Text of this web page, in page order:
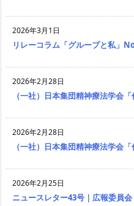
2026年3月1日
リレーコラム「グループと私」
2026年2月28日
（一社）日本集団精神療法学会
2026年2月28日
（一社）日本集団精神療法学会
2026年2月25日
ニュースレター43号｜広報委員会